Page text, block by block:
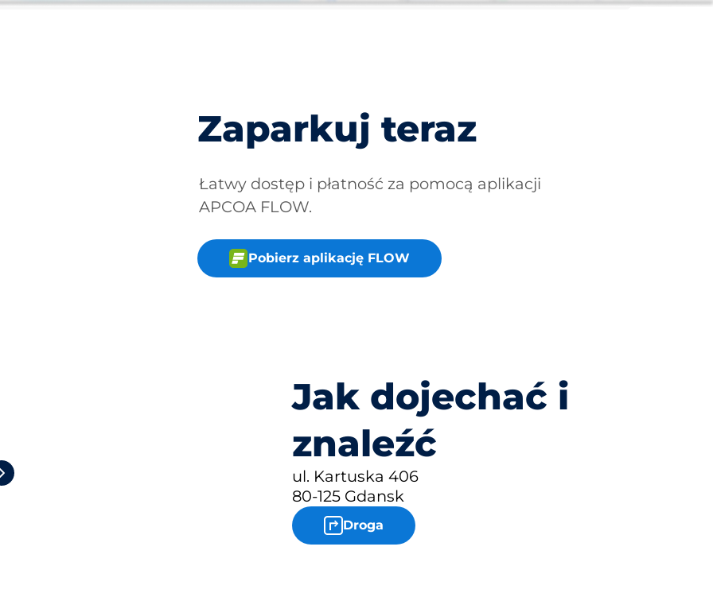
Zaparkuj teraz
Łatwy dostęp i płatność za pomocą aplikacji
APCOA FLOW.
Pobierz aplikację FLOW
Jak dojechać i
znaleźć
ul. Kartuska 406
80-125 Gdansk
Droga